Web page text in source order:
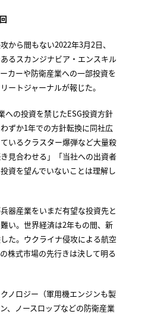
から間もない2022年3月2日、
るスカンジナビア・エンスキル
カーや防衛産業への一部投資を
ートジャーナルが報じた。
への投資を禁じたESG投資方針
ずか1年での方針転換に同社広
いるクラスター爆弾など大量殺
見合わせる」「当社への出資者
資を望んでいないことは理解し
器産業をいまだ有望な投資先と
い。世界経済は2年もの間、新
た。ウクライナ侵攻による航空
株式市場の先行きは決して明る
ノロジー（軍用機エンジンも製
、ノースロップなどの防衛産業